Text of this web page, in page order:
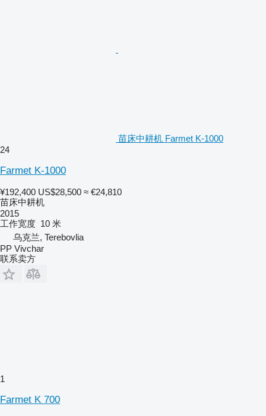
苗床中耕机 Farmet K-1000
24
Farmet K-1000
¥192,400 US$28,500 ≈ €24,810
苗床中耕机
2015
工作宽度 10 米
乌克兰, Terebovlia
PP Vivchar
联系卖方
1
Farmet K 700